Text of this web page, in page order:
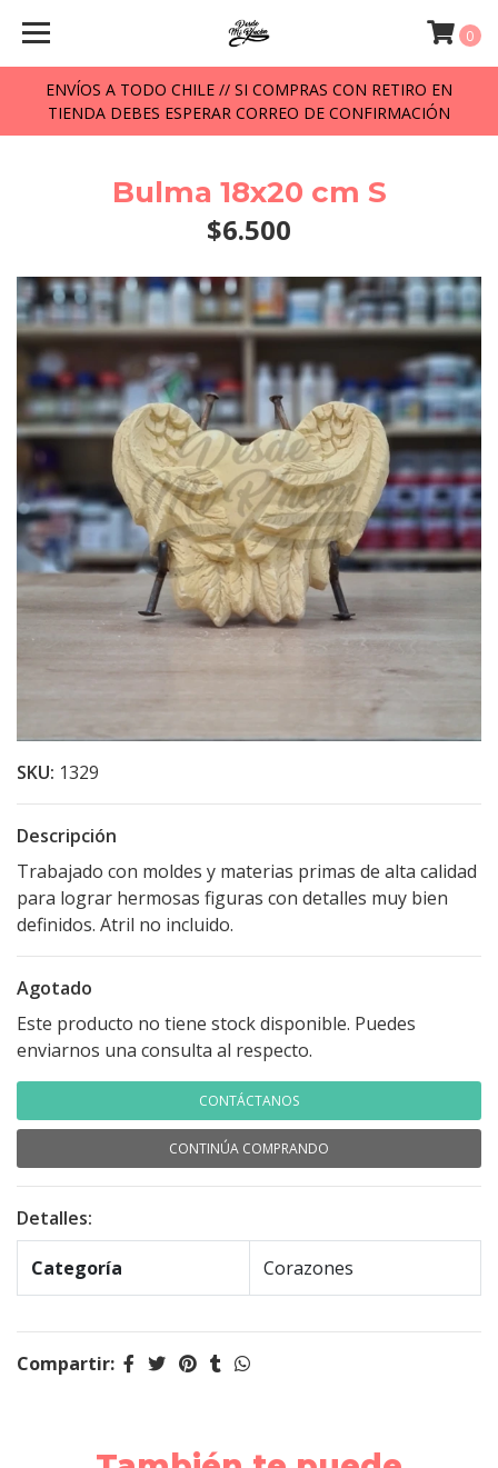
ENVÍOS A TODO CHILE // SI COMPRAS CON RETIRO EN
TIENDA DEBES ESPERAR CORREO DE CONFIRMACIÓN
0
Bulma 18x20 cm S
$6.500
SKU: 1329
Descripción
Trabajado con moldes y materias primas de alta calidad
para lograr hermosas figuras con detalles muy bien
definidos. Atril no incluido.
Agotado
Este producto no tiene stock disponible. Puedes
enviarnos una consulta al respecto.
CONTÁCTANOS
CONTINÚA COMPRANDO
Detalles:
Categoría Corazones
Compartir: